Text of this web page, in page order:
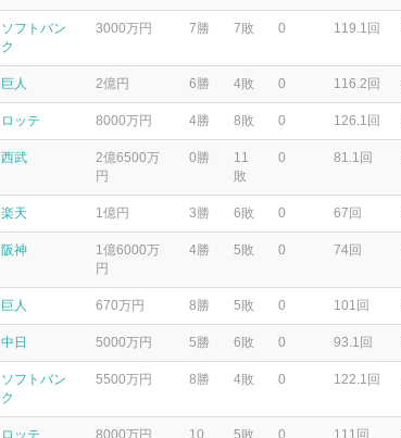
ソフトバン
ク
3000万円 7勝 7敗 0 119.1回
巨人 2億円 6勝 4敗 0 116.2回
ロッテ 8000万円 4勝 8敗 0 126.1回
西武
2億6500万
円
0勝
11
敗
0 81.1回
楽天 1億円 3勝 6敗 0 67回
阪神
1億6000万
円
4勝 5敗 0 74回
巨人 670万円 8勝 5敗 0 101回
中日 5000万円 5勝 6敗 0 93.1回
ソフトバン
ク
5500万円 8勝 4敗 0 122.1回
ロッテ 8000万円
10
5敗 0 111回